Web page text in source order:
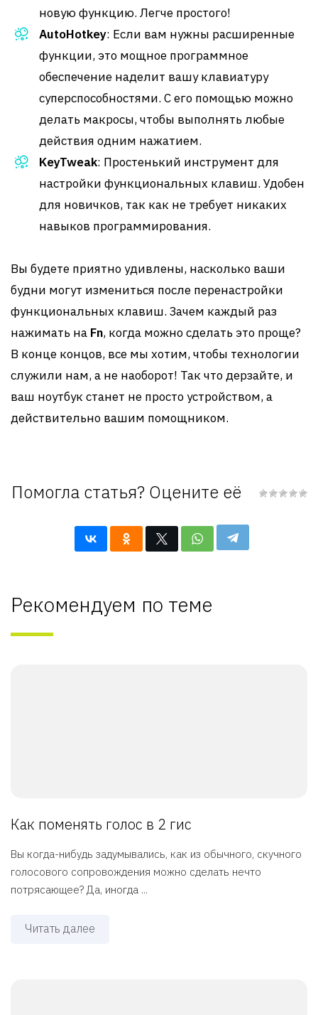
новую функцию. Легче простого!
AutoHotkey: Если вам нужны расширенные
функции, это мощное программное
обеспечение наделит вашу клавиатуру
суперспособностями. С его помощью можно
делать макросы, чтобы выполнять любые
действия одним нажатием.
KeyTweak: Простенький инструмент для
настройки функциональных клавиш. Удобен
для новичков, так как не требует никаких
навыков программирования.
Вы будете приятно удивлены, насколько ваши
будни могут измениться после перенастройки
функциональных клавиш. Зачем каждый раз
нажимать на Fn, когда можно сделать это проще?
В конце концов, все мы хотим, чтобы технологии
служили нам, а не наоборот! Так что дерзайте, и
ваш ноутбук станет не просто устройством, а
действительно вашим помощником.
Помогла статья? Оцените её
Рекомендуем по теме
Как поменять голос в 2 гис
Вы когда-нибудь задумывались, как из обычного, скучного
голосового сопровождения можно сделать нечто
потрясающее? Да, иногда ...
Читать далее